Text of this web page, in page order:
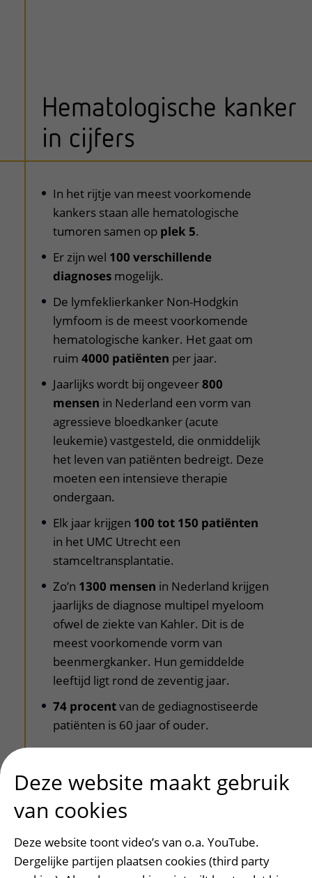
Hematologische kanker
in cijfers
uitklapper, klik om te openen
In het rijtje van meest voorkomende
kankers staan alle hematologische
tumoren samen op plek 5.
Er zijn wel 100 verschillende
diagnoses mogelijk.
De lymfeklierkanker Non-Hodgkin
lymfoom is de meest voorkomende
hematologische kanker. Het gaat om
ruim 4000 patiënten per jaar.
Jaarlijks wordt bij ongeveer800
mensen in Nederland een vorm van
agressieve bloedkanker (acute
leukemie) vastgesteld, die onmiddelijk
het leven van patiënten bedreigt. Deze
moeten een intensieve therapie
ondergaan.
Elk jaar krijgen 100 tot 150 patiënten
in het UMC Utrecht een
stamceltransplantatie.
Zo’n 1300 mensen in Nederland krijgen
jaarlijks de diagnose multipel myeloom
ofwel de ziekte van Kahler. Dit is de
meest voorkomende vorm van
beenmergkanker. Hun gemiddelde
leeftijd ligt rond de zeventig jaar.
74 procentvan de gediagnostiseerde
patiënten is 60 jaar of ouder.
Patiëntervaringen
Deze website maakt gebruik
van cookies
Deze website toont video’s van o.a. YouTube.
Dergelijke partijen plaatsen cookies (third party